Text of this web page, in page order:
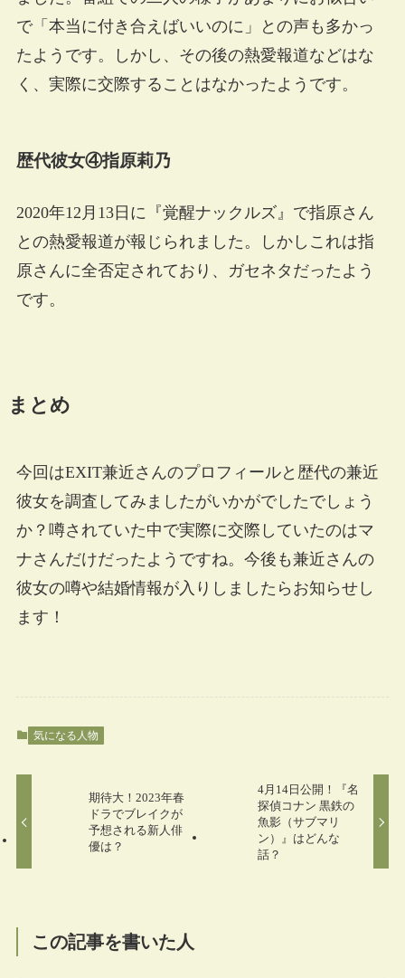
で「本当に付き合えばいいのに」との声も多かっ
たようです。しかし、その後の熱愛報道などはな
く、実際に交際することはなかったようです。
歴代彼女④指原莉乃
2020年12月13日に『覚醒ナックルズ』で指原さん
との熱愛報道が報じられました。しかしこれは指
原さんに全否定されており、ガセネタだったよう
です。
まとめ
今回はEXIT兼近さんのプロフィールと歴代の兼近
彼女を調査してみましたがいかがでしたでしょう
か？噂されていた中で実際に交際していたのはマ
ナさんだけだったようですね。今後も兼近さんの
彼女の噂や結婚情報が入りしましたらお知らせし
ます！
気になる人物
期待大！2023年春
ドラでブレイクが
予想される新人俳
優は？
4月14日公開！『名
探偵コナン 黒鉄の
魚影（サブマリ
ン）』はどんな
話？
この記事を書いた人